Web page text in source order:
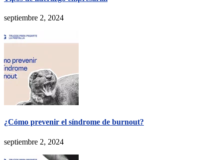
septiembre 2, 2024
¿Cómo prevenir el síndrome de burnout?
septiembre 2, 2024